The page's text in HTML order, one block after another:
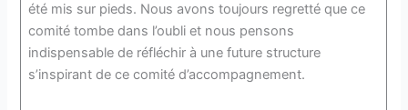
été mis sur pieds. Nous avons toujours regretté que ce
comité tombe dans l’oubli et nous pensons
indispensable de réfléchir à une future structure
s’inspirant de ce comité d’accompagnement.